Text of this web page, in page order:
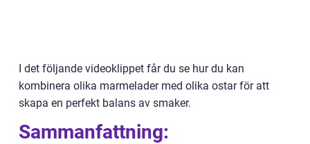
I det följande videoklippet får du se hur du kan
kombinera olika marmelader med olika ostar för att
skapa en perfekt balans av smaker.
Sammanfattning: